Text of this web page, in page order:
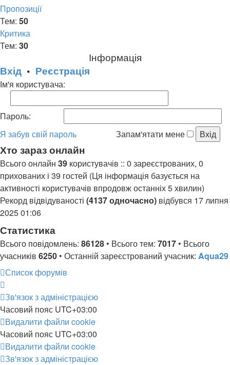
Пропозиції
Тем: 50
Критика
Тем: 30
Інформація
Вхід • Реєстрація
Ім'я користувача:
Пароль:
Я забув свій пароль
Запам'ятати мене
Хто зараз онлайн
Всього онлайн 39 користувачів :: 0 зареєстрованих, 0
прихованих і 39 гостей (Ця інформація базується на
активності користувачів впродовж останніх 5 хвилин)
Рекорд відвідуваності (4137 одночасно) відбувся 17 липня
2025 01:06
Статистика
Всього повідомлень: 86128 • Всього тем: 7017 • Всього
учасників 6250 • Останній зареєстрований учасник: Aqua29
Список форумів
Зв'язок з адміністрацією
Часовий пояс UTC+03:00
Видалити файли cookie
Часовий пояс UTC+03:00
Видалити файли cookie
Зв'язок з адміністрацією